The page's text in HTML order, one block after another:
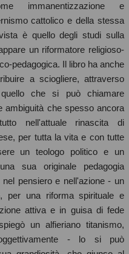
immanentizzazione e
cattolico e della stessa
è quello degli studi sulla
un riformatore religioso-
pedagogica. Il libro ha anche
a sciogliere, attraverso
quello che si può chiamare
ambiguità che spesso ancora
nell'attuale rinascita di
per tutta la vita e con tutte
un teologo politico e un
sua originale pedagogia
pensiero e nell'azione - un
per una riforma spirituale e
attiva e in guisa di fede
un alfieriano titanismo,
- lo si può